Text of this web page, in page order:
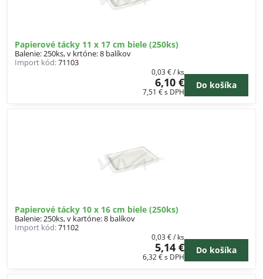
Papierové tácky 11 x 17 cm biele (250ks)
Balenie: 250ks, v krtóne: 8 balíkov
Import kód:71103
6,10 €
7,51 €s DPH
0,03 €/ ks
Do košíka
Papierové tácky 10 x 16 cm biele (250ks)
Balenie: 250ks, v kartóne: 8 balíkov
Import kód:71102
5,14 €
6,32 €s DPH
0,03 €/ ks
Do košíka